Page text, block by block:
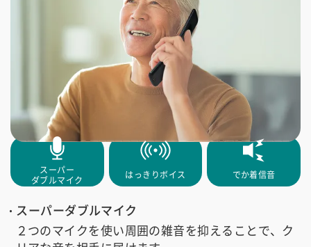
スーパー
ダブルマイク
はっきりボイス でか着信音
スーパーダブルマイク
２つのマイクを使い周囲の雑音を抑えることで、ク